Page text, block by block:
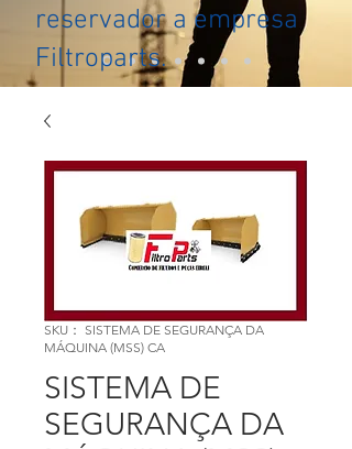
reservador a empresa
Filtroparts.
SKU： SISTEMA DE SEGURANÇA DA
MÁQUINA (MSS) CA
SISTEMA DE
SEGURANÇA DA